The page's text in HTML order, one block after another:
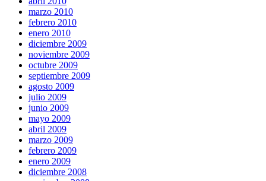
marzo 2010
febrero 2010
enero 2010
diciembre 2009
noviembre 2009
octubre 2009
septiembre 2009
agosto 2009
julio 2009
junio 2009
mayo 2009
abril 2009
marzo 2009
febrero 2009
enero 2009
diciembre 2008